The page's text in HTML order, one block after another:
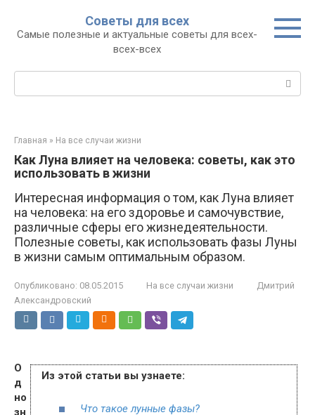
контенту
Советы для всех
Самые полезные и актуальные советы для всех-
всех-всех
Главная » На все случаи жизни
Как Луна влияет на человека: советы, как это
использовать в жизни
Интересная информация о том, как Луна влияет
на человека: на его здоровье и самочувствие,
различные сферы его жизнедеятельности.
Полезные советы, как использовать фазы Луны
в жизни самым оптимальным образом.
Опубликовано: 08.05.2015 На все случаи жизни
Дмитрий
Александровский
Из этой статьи вы узнаете:
Что такое лунные фазы?
О
д
но
зн